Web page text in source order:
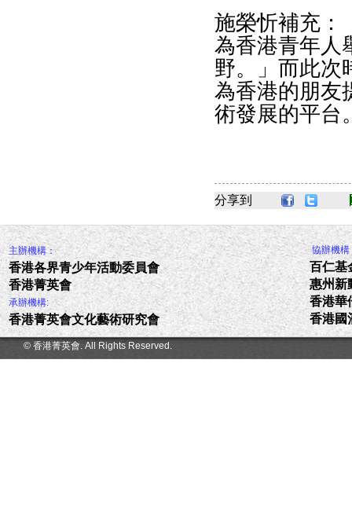
施榮忻補充：
為香港青年人
野。」而此次
為香港的朋友
術發展的平台
分享到
主辦機構：
香港各界青少年活動委員會
香港菁英會
協辦機構
百仁基
惠州新
香港華
香港國
承辦機構:
香港菁英會文化藝術研究會
© 香港菁英會. All Rights Reserved.